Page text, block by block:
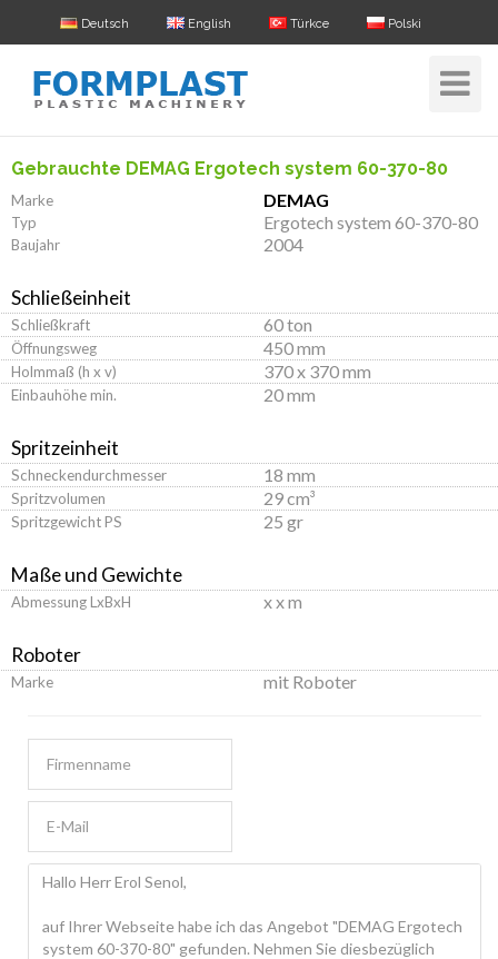
Deutsch English Türkce Polski
Toggle
Gebrauchte DEMAG Ergotech system 60-370-80
Marke DEMAG
Typ Ergotech system 60-370-80
Baujahr 2004
Schließeinheit
Schließkraft 60 ton
Öffnungsweg 450 mm
Holmmaß (h x v) 370 x 370 mm
Einbauhöhe min. 20 mm
Spritzeinheit
Schneckendurchmesser 18 mm
Spritzvolumen 29 cm³
Spritzgewicht PS 25 gr
Maße und Gewichte
Abmessung LxBxH x x m
Roboter
Marke mit Roboter